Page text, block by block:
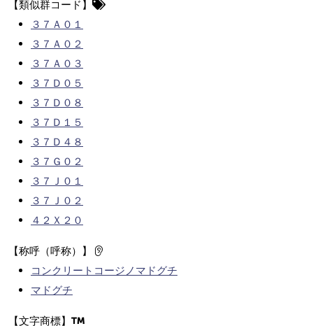
【類似群コード】
３７Ａ０１
３７Ａ０２
３７Ａ０３
３７Ｄ０５
３７Ｄ０８
３７Ｄ１５
３７Ｄ４８
３７Ｇ０２
３７Ｊ０１
３７Ｊ０２
４２Ｘ２０
【称呼（呼称）】
コンクリートコージノマドグチ
マドグチ
【文字商標】